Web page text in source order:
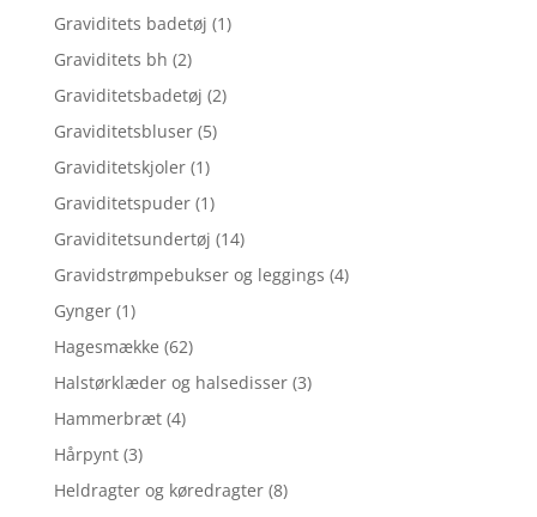
Graviditets badetøj (1)
Graviditets bh (2)
Graviditetsbadetøj (2)
Graviditetsbluser (5)
Graviditetskjoler (1)
Graviditetspuder (1)
Graviditetsundertøj (14)
Gravidstrømpebukser og leggings (4)
Gynger (1)
Hagesmække (62)
Halstørklæder og halsedisser (3)
Hammerbræt (4)
Hårpynt (3)
Heldragter og køredragter (8)